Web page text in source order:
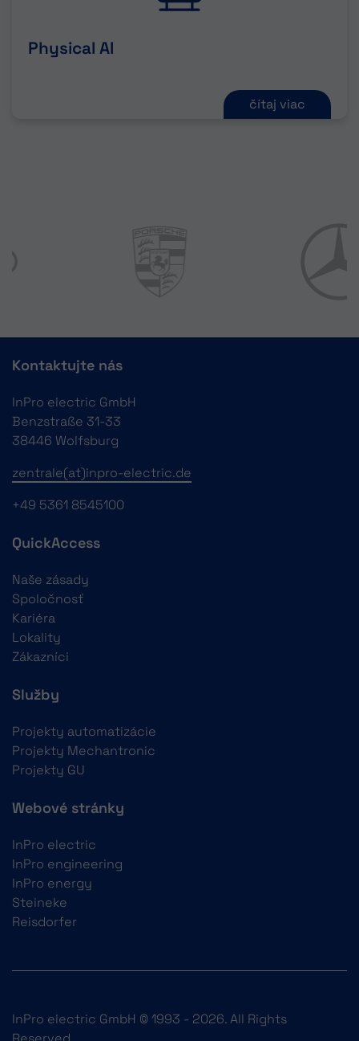
Physical AI
čítaj viac
Kontaktujte nás
InPro electric GmbH
Benzstraße 31-33
38446 Wolfsburg
zentrale(at)inpro-electric.de
+49 5361 8545100
QuickAccess
Naše zásady
Spoločnosť
Kariéra
Lokality
Zákazníci
Služby
Projekty automatizácie
Projekty Mechantronic
Projekty GU
Webové stránky
InPro electric
InPro engineering
InPro energy
Steineke
Reisdorfer
InPro electric GmbH © 1993 - 2026. All Rights